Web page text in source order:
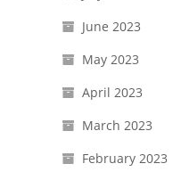
June 2023
May 2023
April 2023
March 2023
February 2023